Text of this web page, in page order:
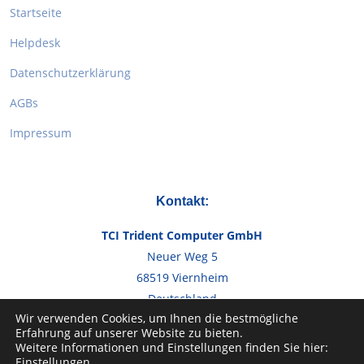
Startseite
Helpdesk
Datenschutzerklärung
AGBs
Impressum
Kontakt:
TCI Trident Computer GmbH
Neuer Weg 5
68519 Viernheim
Deutschland
Telefon:+49 6204 966240
Wir verwenden Cookies, um Ihnen die bestmögliche
Erfahrung auf unserer Website zu bieten.
Weitere Informationen und Einstellungen finden Sie hier: